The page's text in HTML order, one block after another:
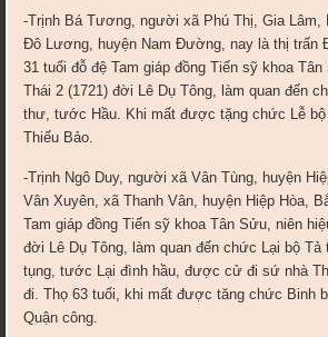
-Trịnh Bá Tương, người xã Phú Thị, Gia Lâm,
Đô Lương, huyện Nam Đường, nay là thị trấn
31 tuổi đỗ đệ Tam giáp đồng Tiến sỹ khoa
Thái 2 (1721) đời Lê Dụ Tông, làm quan đến
thư, tước Hầu. Khi mất được tặng chức Lễ
Thiếu Bảo.
-Trịnh Ngô Duy, người xã Vân Tùng, huyện
Vân Xuyên, xã Thanh Vân, huyện Hiệp Hòa,
Tam giáp đồng Tiến sỹ khoa Tân Sửu, niên
đời Lê Dụ Tông, làm quan đến chức Lại bộ Tả
tụng, tước Lại đình hầu, được cử đi sứ nhà
đi. Thọ 63 tuổi, khi mất được tăng chức Binh
Quận công.